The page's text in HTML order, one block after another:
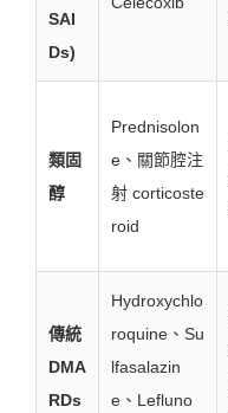
SAI
Ds)
類固
醇
Prednisolon
e、關節腔注
射 corticoste
roid
傳統
DMA
RDs
Hydroxychlo
roquine、Su
lfasalazin
e、Lefluno